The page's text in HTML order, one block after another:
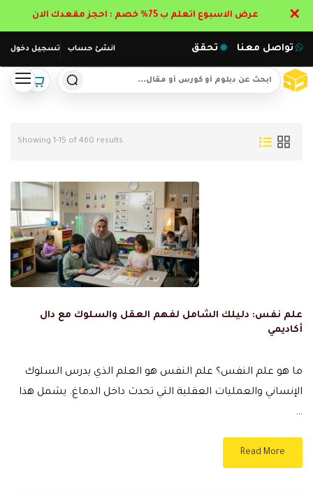
انشئ حساب تسجيل دخول تواصل معنا تحقق
Showing 1-15 of 460 results
علم نفس: دليلك الشامل لفهم العقل والسلوك مع دال
أكاديمي
ما هو علم النفس؟ علم النفس هو العلم الذي يدرس السلوك
الإنساني والعمليات العقلية التي تحدث داخل الدماغ. يشمل هذا
…
Read More
عرض الاسبوع اتعلم ب 75% خصم : احجز مقعدك الان ✕